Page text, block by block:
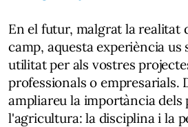
En el futur, malgrat la realitat
camp, aquesta experiència us
utilitat per als vostres
professionals o empresarials.
ampliareu la importància dels
l'agricultura: la disciplina i la